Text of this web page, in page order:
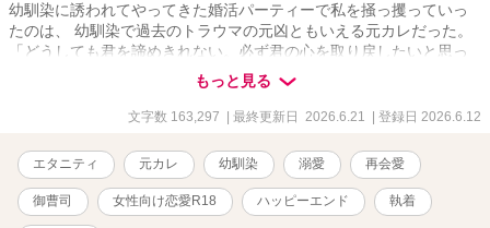
幼馴染に誘われてやってきた婚活パーティーで私を掻っ攫っていっ
たのは、 幼馴染で過去のトラウマの元凶ともいえる元カレだった。
「どうしても君を諦めきれない。必ず君の心を取り戻したいと思っ
てるから――」 「俺の気持ち、言葉を信じられないなら、体で証明
するよ」 「俺なしじゃ生きられなくなればいい」 待ったなしの求愛
に、 もう逃げ道は残されていないようです……？ 幼馴染のスパダリ
社長令嬢 向坂 みのり ◆利害一致婚のスピンオフですが、そちらを
読んでいなくても楽しめます。 ◆Rシーンのあるお話しには、
「※」マークがついています。 ◆TL小説です。 ◆登場する人物・企
業・団体・設定はすべて、作者の妄想＆フィクションです。 ◆未熟
もっと見る
文字数 163,297 | 最終更新日 2026.6.21 | 登録日 2026.6.12
エタニティ 元カレ 幼馴染 溺愛 再会愛
御曹司 女性向け恋愛R18 ハッピーエンド 執着